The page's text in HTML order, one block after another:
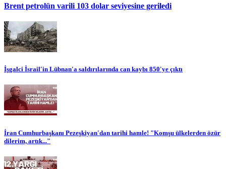
Brent petrolün varili 103 dolar seviyesine geriledi
İşgalci İsrail'in Lübnan'a saldırılarında can kaybı 850'ye çıktı
İran Cumhurbaşkanı Pezeşkiyan'dan tarihi hamle! "Komşu ülkelerden özür
dilerim, artık..."